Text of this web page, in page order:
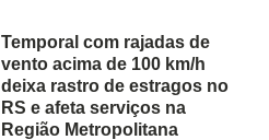
Temporal com rajadas de
vento acima de 100 km/h
deixa rastro de estragos no
RS e afeta serviços na
Região Metropolitana